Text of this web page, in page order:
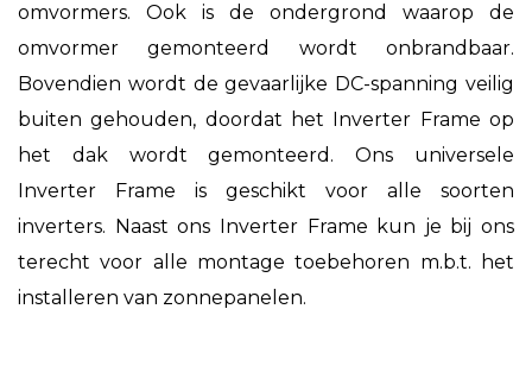
omvormers. Ook is de ondergrond waarop de
omvormer gemonteerd wordt onbrandbaar.
Bovendien wordt de gevaarlijke DC-spanning veilig
buiten gehouden, doordat het Inverter Frame op
het dak wordt gemonteerd. Ons universele
Inverter Frame is geschikt voor alle soorten
inverters. Naast ons Inverter Frame kun je bij ons
terecht voor alle montage toebehoren m.b.t. het
installeren van zonnepanelen.